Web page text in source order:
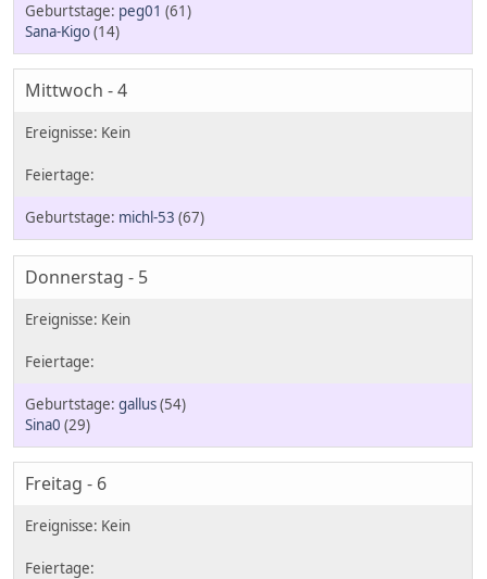
peg01 (61)
Sana-Kigo(14)
Mittwoch - 4
michl-53 (67)
Donnerstag - 5
gallus(54)
Sina0 (29)
Freitag - 6